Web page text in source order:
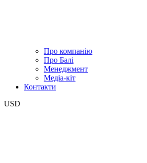
Про компанію
Про Балі
Менеджмент
Медіа-кіт
Контакти
USD